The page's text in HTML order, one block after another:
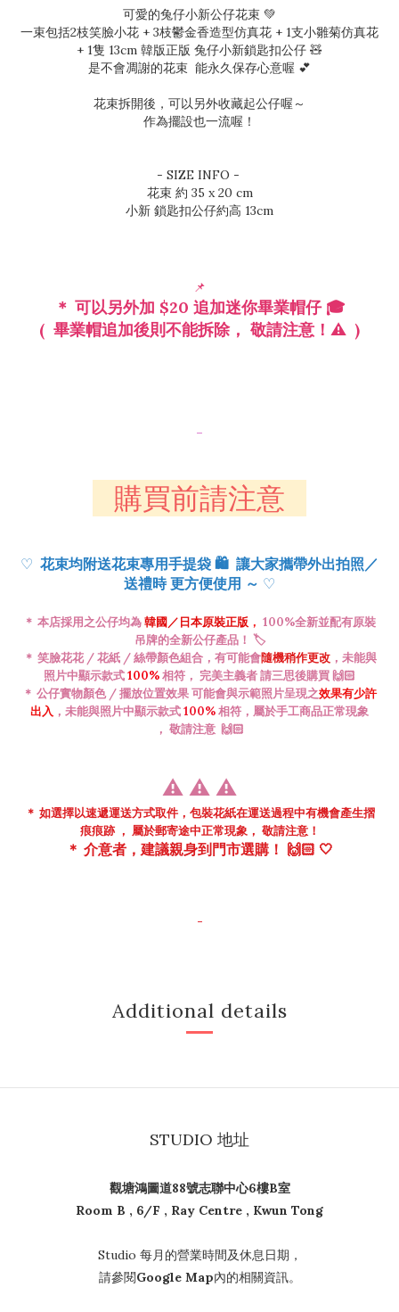
可愛的兔仔小新公仔花束 💚
一束包括2枝笑臉小花 + 3枝鬱金香造型仿真花 + 1支小雛菊仿真花
+ 1隻 13cm 韓版正版 兔仔小新鎖匙扣公仔 🧸
是不會凋謝的花束 能永久保存心意喔 💕
花束拆開後，可以另外收藏起公仔喔～
作為擺設也一流喔！
- SIZE INFO -
花束 約 35 x 20 cm
小新 鎖匙扣公仔約高 13cm
📌
＊ 可以另外加 $20 追加迷你畢業帽仔 🎓
( 畢業帽追加後則不能拆除， 敬請注意！⚠️ )
-
購買前請注意
♡ 花束均附送花束專用手提袋 🛍️ 讓大家攜帶外出拍照／
送禮時 更方便使用 ～ ♡
＊ 本店採用之公仔均為韓國／日本原裝正版 ， 100%全新並配有原裝
吊牌的全新公仔產品！ 🏷️
＊ 笑臉花花 / 花紙 / 絲帶顏色組合，有可能會隨機稍作更改，未能與
照片中顯示款式100%相符， 完美主義者 請三思後購買 🙌🏻
＊ 公仔實物顏色 / 擺放位置效果 可能會與示範照片呈現之效果有少許
出入 ， 未能與照片中顯示款式100%相符， 屬於手工商品正常現象
， 敬請注意 🙌🏻
⚠️⚠️⚠️
＊ 如選擇以速遞運送方式取件，包裝花紙在運送過程中有機會產生摺
痕痕跡 ， 屬於郵寄途中正常現象， 敬請注意！
＊ 介意者，建議親身到門市選購！ 🙌🏻 🤍
-
Additional details
STUDIO 地址
觀塘鴻圖道88號志聯中心6樓B室
Room B , 6/F , Ray Centre , Kwun Tong
Studio 每月的營業時間及休息日期，
請參閱Google Map內的相關資訊。